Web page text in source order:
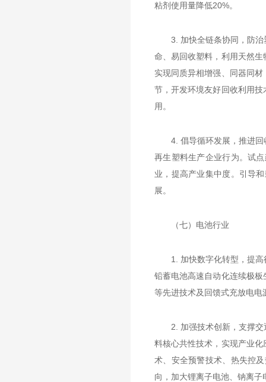
粘剂使用量降低20%。
3. 加快全链条协同，防
命、易回收塑料，利用天然
实现同质异相增强、同器同
节，开发环境友好回收利用
用。
4. 倡导循环发展，推进
再生塑料生产企业行为。试
业，提高产业集中度。引导
展。
（七）电池行业
1. 加快数字化转型，提
铅蓄电池高速自动化连续极
等先进技术及回馈式充放电
2. 加强技术创新，支撑
料核心共性技术，实现产业
术、安全预警技术、热失控
向，加大锂离子电池、钠离